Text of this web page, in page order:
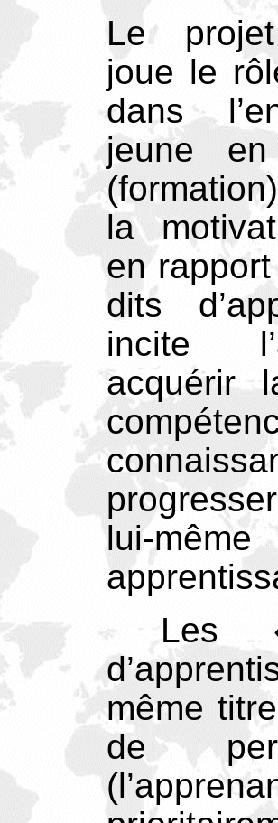
Le
joue le
dans
jeune en
la
en
dits
incite
acquérir
lui-
Les «
même
de